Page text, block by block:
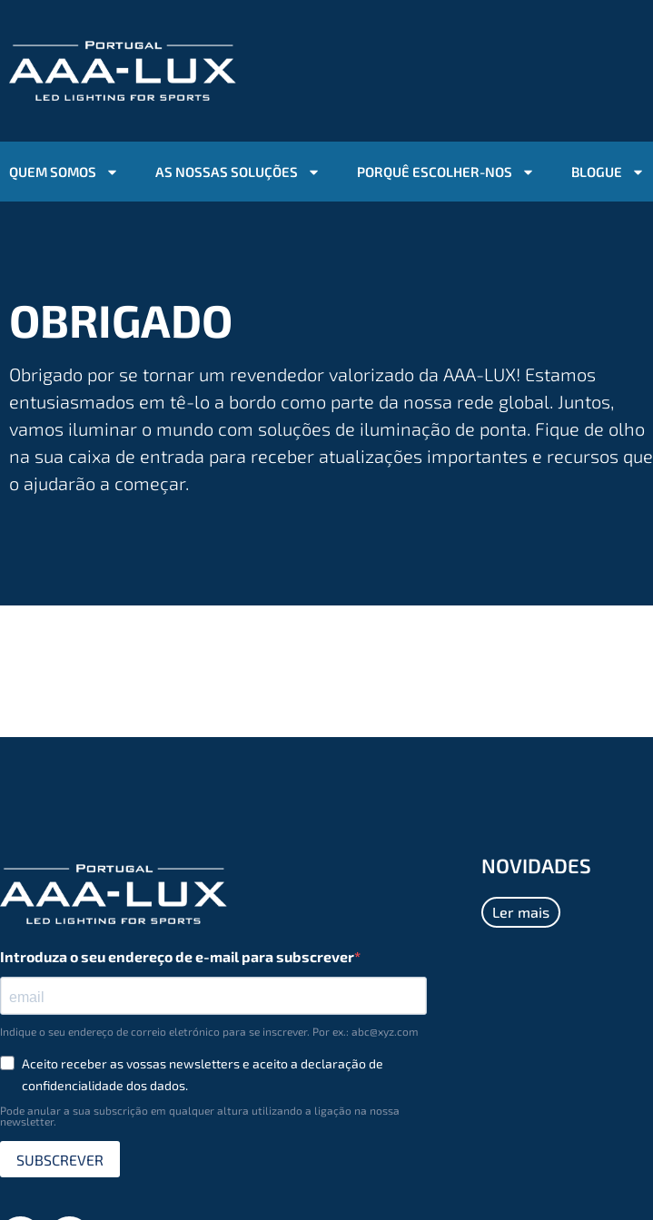
QUEM SOMOS AS NOSSAS SOLUÇÕES PORQUÊ ESCOLHER-NOS BLOGUE
OBRIGADO
Obrigado por se tornar um revendedor valorizado da AAA-LUX! Estamos
entusiasmados em tê-lo a bordo como parte da nossa rede global. Juntos,
vamos iluminar o mundo com soluções de iluminação de ponta. Fique de olho
na sua caixa de entrada para receber atualizações importantes e recursos que
o ajudarão a começar.
Introduza o seu endereço de e-mail para subscrever
Indique o seu endereço de correio eletrónico para se inscrever. Por ex.: abc@xyz.com
Aceito receber as vossas newsletters e aceito a declaração de
conﬁdencialidade dos dados.
Pode anular a sua subscrição em qualquer altura utilizando a ligação na nossa
newsletter.
SUBSCREVER
NOVIDADES
Ler mais